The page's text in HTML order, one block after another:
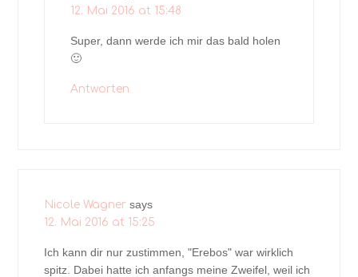
12. Mai 2016 at 15:48
Super, dann werde ich mir das bald holen
🙂
Antworten
Nicole Wagner says
12. Mai 2016 at 15:25
Ich kann dir nur zustimmen, "Erebos" war wirklich
spitz. Dabei hatte ich anfangs meine Zweifel, weil ich